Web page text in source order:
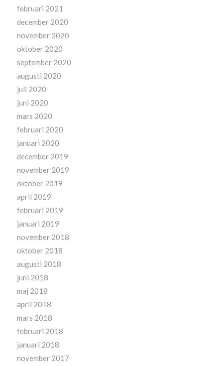
februari 2021
december 2020
november 2020
oktober 2020
september 2020
augusti 2020
juli 2020
juni 2020
mars 2020
februari 2020
januari 2020
december 2019
november 2019
oktober 2019
april 2019
februari 2019
januari 2019
november 2018
oktober 2018
augusti 2018
juni 2018
maj 2018
april 2018
mars 2018
februari 2018
januari 2018
november 2017